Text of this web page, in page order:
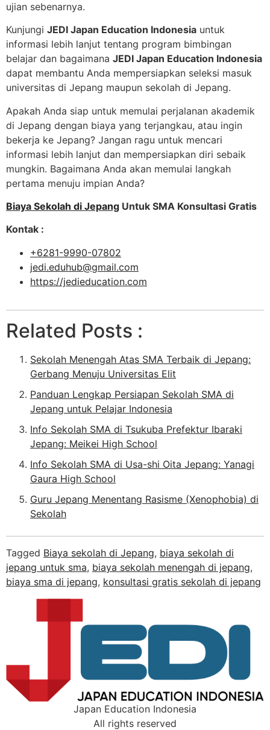
ujian sebenarnya.
Kunjungi JEDI Japan Education Indonesia untuk
informasi lebih lanjut tentang program bimbingan
belajar dan bagaimana JEDI Japan Education Indonesia
dapat membantu Anda mempersiapkan seleksi masuk
universitas di Jepang maupun sekolah di Jepang.
Apakah Anda siap untuk memulai perjalanan akademik
di Jepang dengan biaya yang terjangkau, atau ingin
bekerja ke Jepang? Jangan ragu untuk mencari
informasi lebih lanjut dan mempersiapkan diri sebaik
mungkin. Bagaimana Anda akan memulai langkah
pertama menuju impian Anda?
Biaya Sekolah di Jepang Untuk SMA Konsultasi Gratis
Kontak :
+6281-9990-07802
jedi.eduhub@gmail.com
https://jedieducation.com
Related Posts :
Sekolah Menengah Atas SMA Terbaik di Jepang:
Gerbang Menuju Universitas Elit
Panduan Lengkap Persiapan Sekolah SMA di
Jepang untuk Pelajar Indonesia
Info Sekolah SMA di Tsukuba Prefektur Ibaraki
Jepang: Meikei High School
Info Sekolah SMA di Usa-shi Oita Jepang: Yanagi
Gaura High School
Guru Jepang Menentang Rasisme (Xenophobia) di
Sekolah
Tagged Biaya sekolah di Jepang, biaya sekolah di
jepang untuk sma, biaya sekolah menengah di jepang,
biaya sma di jepang, konsultasi gratis sekolah di jepang
Japan Education Indonesia
All rights reserved